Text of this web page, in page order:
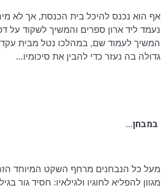
אף הוא נכנס להיכל בית הכנסת, אך לא
נעמד ליד ארון ספרים והמשיך לשקוד על
המשיך לעמוד שם, במהלכו נטל מבית עקד
גדולה בה נעזר כדי להבין את סיכומיו...
במבחן...
מעל כל הנבחנים מרחף השקט המיוחד
מגוון להפליא לחוגיו ולגילאיו: חסיד גור